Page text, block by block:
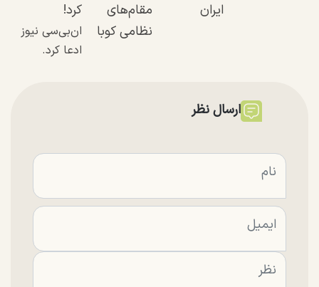
ایران
مقام‌های
نظامی کوبا
کرد!
ان‌بی‌سی نیوز
ادعا کرد.
ارسال نظر